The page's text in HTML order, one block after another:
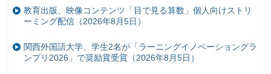
教育出版、映像コンテンツ「目で見る算数」個人向けストリ
ーミング配信（2026年8月5日）
関西外国語大学、学生2名が「ラーニングイノベーショングラ
ンプリ2026」で奨励賞受賞（2026年8月5日）